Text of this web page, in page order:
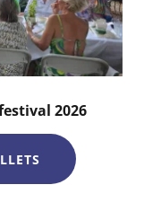
2026